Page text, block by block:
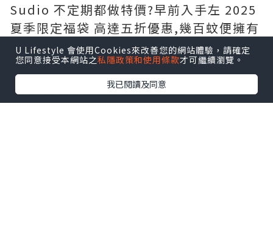
Sudio 不定期都做特價?️早前入手左 2025
夏季限定福袋 高達五折優惠,幾百蚊便擁有
一部全新藍牙耳機,而且有多款時尚顏色選
擇,自用送禮一啲都唔失禮呀?
夏季限定福袋?️ 包含共 5 項商品,包括:
U Lifestyle 會使用Cookies來改善您的網站體驗，請確定
您同意接受本網站之私隱政策和使用條款才可繼續瀏覽。
我已閱讀及同意